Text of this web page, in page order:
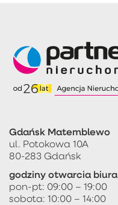
Gdańsk Matemblewo
ul. Potokowa 10A
80-283 Gdańsk
godziny otwarcia biura
pon-pt: 09:00 – 19:00
sobota: 10:00 – 14:00